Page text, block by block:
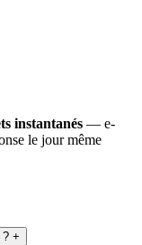
instantanés — e-
le jour même
? +